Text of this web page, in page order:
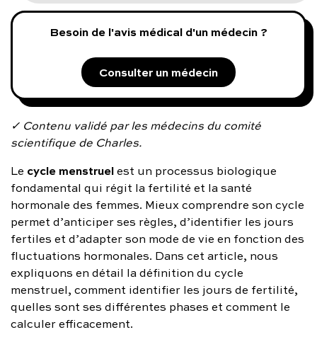
Prenez soin de vous :
Vous avez des questions :
01 86 65 17 33
contact@charles.co
Besoin de l'avis médical d'un médecin ?
Consulter un médecin
✓ Contenu validé par les médecins du comité
scientifique de Charles.
Le cycle menstruelest un processus biologique
fondamental qui régit la fertilité et la santé
hormonale des femmes. Mieux comprendre son cycle
permet d’anticiper ses règles, d’identifier les jours
fertiles et d’adapter son mode de vie en fonction des
fluctuations hormonales. Dans cet article, nous
expliquons en détail la définition du cycle
menstruel, comment identifier les jours de fertilité,
quelles sont ses différentes phases et comment le
calculer efficacement.